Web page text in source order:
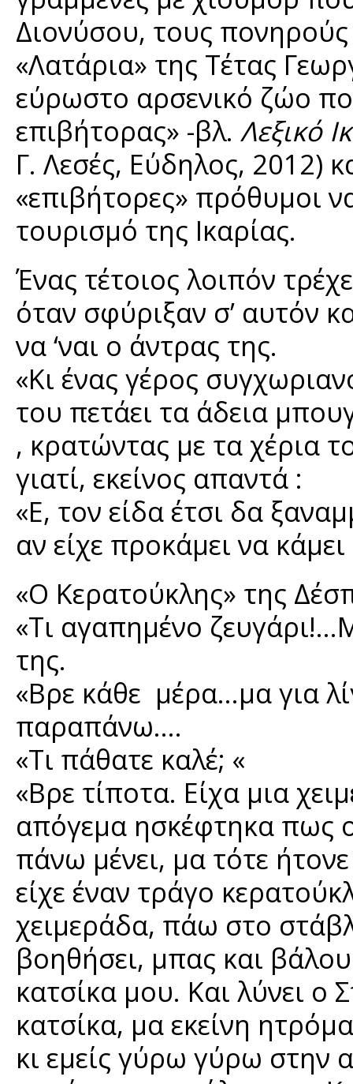
Διονύσου, τους πονηρούς
«Λατάρια» της Τέτας
εύρωστο αρσενικό ζώο
επιβήτορας» -βλ. Λεξικό
Γ. Λεσές, Εύδηλος, 2012)
«επιβήτορες» πρόθυμοι
τουρισμό της Ικαρίας.
Ένας τέτοιος λοιπόν
όταν σφύριξαν σ’ αυτόν
να ‘ναι ο άντρας της.
«Κι ένας γέρος
του πετάει τα άδεια
, κρατώντας με τα χέρια
γιατί, εκείνος απαντά :
«Ε, τον είδα έτσι δα
αν είχε προκάμει να
«Ο Κερατούκλης» της
«Τι αγαπημένο
της.
«Βρε κάθε μέρα…μα για
παραπάνω….
«Τι πάθατε καλέ; «
«Βρε τίποτα. Είχα μια
απόγεμα ησκέφτηκα πως
πάνω μένει, μα τότε
είχε έναν τράγο
χειμεράδα, πάω στο
βοηθήσει, μπας και
κατσίκα μου. Και λύνει ο
κατσίκα, μα εκείνη
κι εμείς γύρω γύρω στην